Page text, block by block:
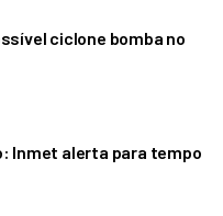
ciclone bomba no
Inmet alerta para tempo